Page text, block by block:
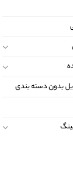
بدون دسته بندی